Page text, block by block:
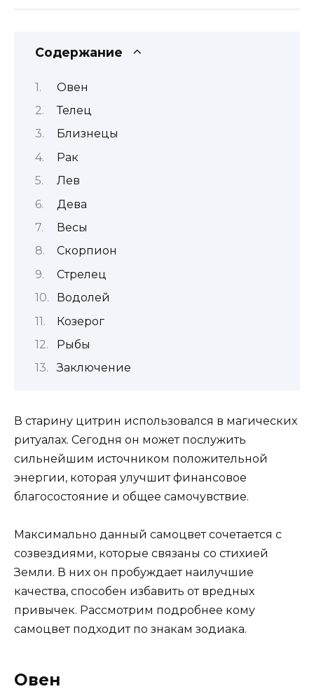
Содержание
Овен
Телец
Близнецы
Рак
Лев
Дева
Весы
Скорпион
Стрелец
Водолей
Козерог
Рыбы
Заключение
В старину цитрин использовался в магических
ритуалах. Сегодня он может послужить
сильнейшим источником положительной
энергии, которая улучшит финансовое
благосостояние и общее самочувствие.
Максимально данный самоцвет сочетается с
созвездиями, которые связаны со стихией
Земли. В них он пробуждает наилучшие
качества, способен избавить от вредных
привычек. Рассмотрим подробнее кому
самоцвет подходит по знакам зодиака.
Овен